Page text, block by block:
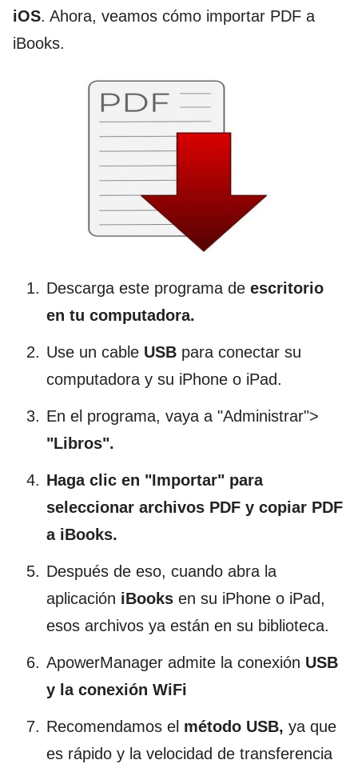
iOS. Ahora, veamos cómo importar PDF a
iBooks.
Descarga este programa de escritorio
en tu computadora.
Use un cable USB para conectar su
computadora y su iPhone o iPad.
En el programa, vaya a "Administrar">
"Libros".
Haga clic en "Importar" para
seleccionar archivos PDF y copiar PDF
a iBooks.
Después de eso, cuando abra la
aplicación iBooks en su iPhone o iPad,
esos archivos ya están en su biblioteca.
ApowerManager admite la conexión USB
y la conexión WiFi
Recomendamos el método USB, ya que
es rápido y la velocidad de transferencia